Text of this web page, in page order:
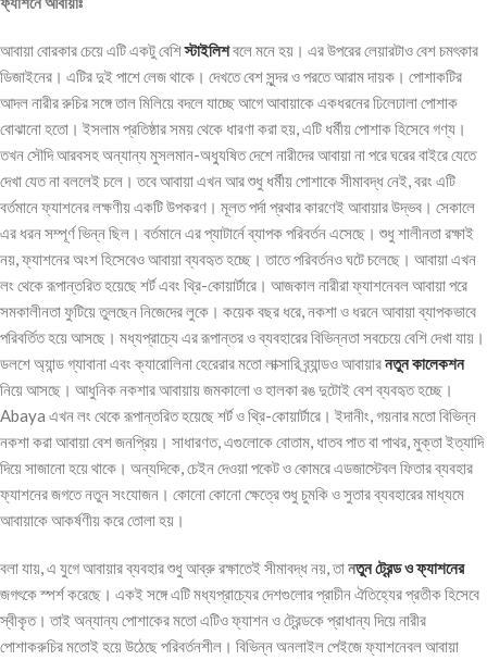
আবায়া বোরকার চেয়ে এটি একটু বেশিস্টাইলিশবলে মনে হয়। এর উপরের লেয়ারটাও বেশ চমৎকার
ডিজাইনের। এটির দুই পাশে লেজ থাকে। দেখতে বেশ সুন্দর ও পরতে আরাম দায়ক। পোশাকটির
আদল নারীর রুচির সঙ্গে তাল মিলিয়ে বদলে যাচ্ছে আগে আবায়াকে একধরনের ঢিলেঢালা পোশাক
বোঝানো হতো। ইসলাম প্রতিষ্ঠার সময় থেকে ধারণা করা হয়, এটি ধর্মীয় পোশাক হিসেবে গণ্য।
তখন সৌদি আরবসহ অন্যান্য মুসলমান-অধ্যুষিত দেশে নারীদের আবায়া না পরে ঘরের বাইরে যেতে
দেখা যেত না বললেই চলে। তবে আবায়া এখন আর শুধু ধর্মীয় পোশাকে সীমাবদ্ধ নেই, বরং এটি
বর্তমানে ফ্যাশনের লক্ষণীয় একটি উপকরণ। মূলত পর্দা প্রথার কারণেই আবায়ার উদ্ভব। সেকালে
এর ধরন সম্পূর্ণ ভিন্ন ছিল। বর্তমানে এর প্যাটার্নে ব্যাপক পরিবর্তন এসেছে। শুধু শালীনতা রক্ষাই
নয়, ফ্যাশনের অংশ হিসেবেও আবায়া ব্যবহৃত হচ্ছে। তাতে পরিবর্তনও ঘটে চলেছে। আবায়া এখন
লং থেকে রূপান্তরিত হয়েছে শর্ট এবং থ্রি-কোয়ার্টারে। আজকাল নারীরা ফ্যাশনেবল আবায়া পরে
সমকালীনতা ফুটিয়ে তুলছেন নিজেদের লুকে। কয়েক বছর ধরে, নকশা ও ধরনে আবায়া ব্যাপকভাবে
পরিবর্তিত হয়ে আসছে। মধ্যপ্রাচ্যে এর রূপান্তর ও ব্যবহারের বিভিন্নতা সবচেয়ে বেশি দেখা যায়।
ডলশে অ্যান্ড গ্যাবানা এবং ক্যারোলিনা হেরেরার মতো লাক্সারি ব্র্যান্ডও আবায়ারনতুন কালেকশন
নিয়ে আসছে। আধুনিক নকশার আবায়ায় জমকালো ও হালকা রঙ দুটোই বেশ ব্যবহৃত হচ্ছে।
Abaya এখন লং থেকে রূপান্তরিত হয়েছে শর্ট ও থ্রি-কোয়ার্টারে। ইদানীং, গয়নার মতো বিভিন্ন
নকশা করা আবায়া বেশ জনপ্রিয়। সাধারণত, এগুলোকে বোতাম, ধাতব পাত বা পাথর, মুক্তা ইত্যাদি
দিয়ে সাজানো হয়ে থাকে। অন্যদিকে, চেইন দেওয়া পকেট ও কোমরে এডজাস্টেবল ফিতার ব্যবহার
ফ্যাশনের জগতে নতুন সংযোজন। কোনো কোনো ক্ষেত্রে শুধু চুমকি ও সুতার ব্যবহারের মাধ্যমে
আবায়াকে আকর্ষণীয় করে তোলা হয়।
বলা যায়, এ যুগে আবায়ার ব্যবহার শুধু আব্রু রক্ষাতেই সীমাবদ্ধ নয়, তানতুন ট্রেন্ড ও ফ্যাশনের
জগৎকে স্পর্শ করেছে। একই সঙ্গে এটি মধ্যপ্রাচ্যের দেশগুলোর প্রাচীন ঐতিহ্যের প্রতীক হিসেবে
স্বীকৃত। তাই অন্যান্য পোশাকের মতো এটিও ফ্যাশন ও ট্রেন্ডকে প্রাধান্য দিয়ে নারীর
পোশাকরুচির মতোই হয়ে উঠেছে পরিবর্তনশীল। বিভিন্ন অনলাইল পেইজে ফ্যাশনেবল আবায়া